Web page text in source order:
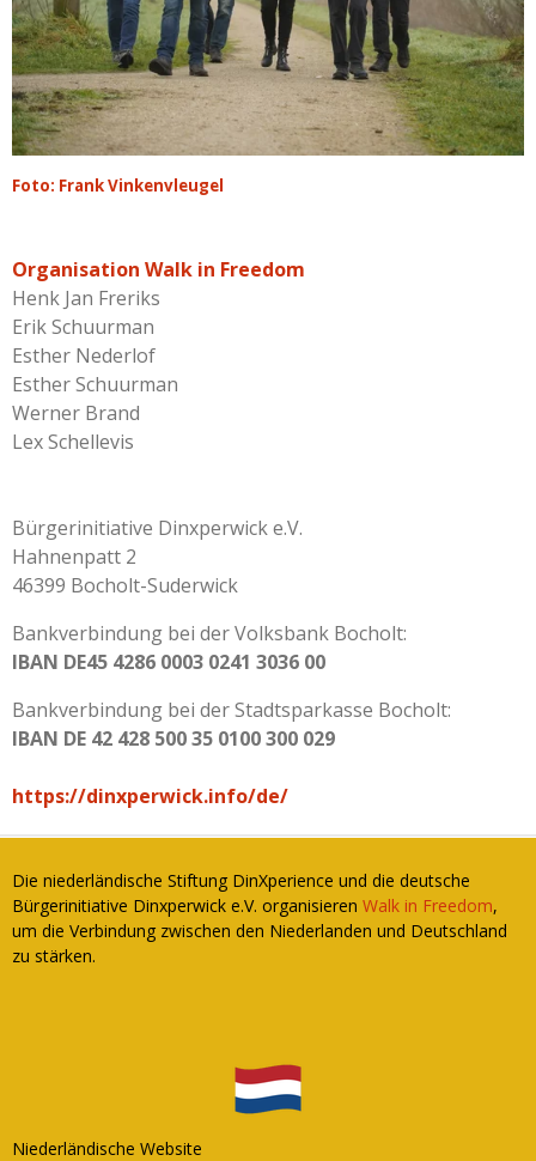
Foto: Frank Vinkenvleugel
Organisation Walk in Freedom
Henk Jan Freriks
Erik Schuurman
Esther Nederlof
Esther Schuurman
Werner Brand
Lex Schellevis
Bürgerinitiative Dinxperwick e.V.
Hahnenpatt 2
46399 Bocholt-Suderwick
Bankverbindung bei der Volksbank Bocholt:
IBAN DE45 4286 0003 0241 3036 00
Bankverbindung bei der Stadtsparkasse Bocholt:
IBAN DE 42 428 500 35 0100 300 029
https://dinxperwick.info/de/
Die niederländische Stiftung DinXperience und die deutsche
Bürgerinitiative Dinxperwick e.V. organisieren Walk in Freedom,
um die Verbindung zwischen den Niederlanden und Deutschland
zu stärken.
Niederländische Website